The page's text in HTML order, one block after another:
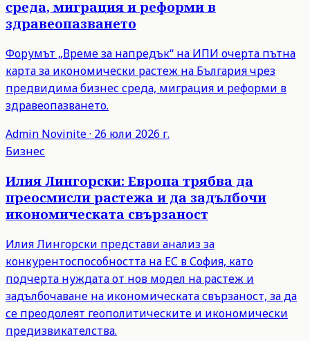
среда, миграция и реформи в
здравеопазването
Форумът „Време за напредък“ на ИПИ очерта пътна
карта за икономически растеж на България чрез
предвидима бизнес среда, миграция и реформи в
здравеопазването.
Admin Novinite· 26 юли 2026 г.
Бизнес
Илия Лингорски: Европа трябва да
преосмисли растежа и да задълбочи
икономическата свързаност
Илия Лингорски представи анализ за
конкурентоспособността на ЕС в София, като
подчерта нуждата от нов модел на растеж и
задълбочаване на икономическата свързаност, за да
се преодолеят геополитическите и икономически
предизвикателства.